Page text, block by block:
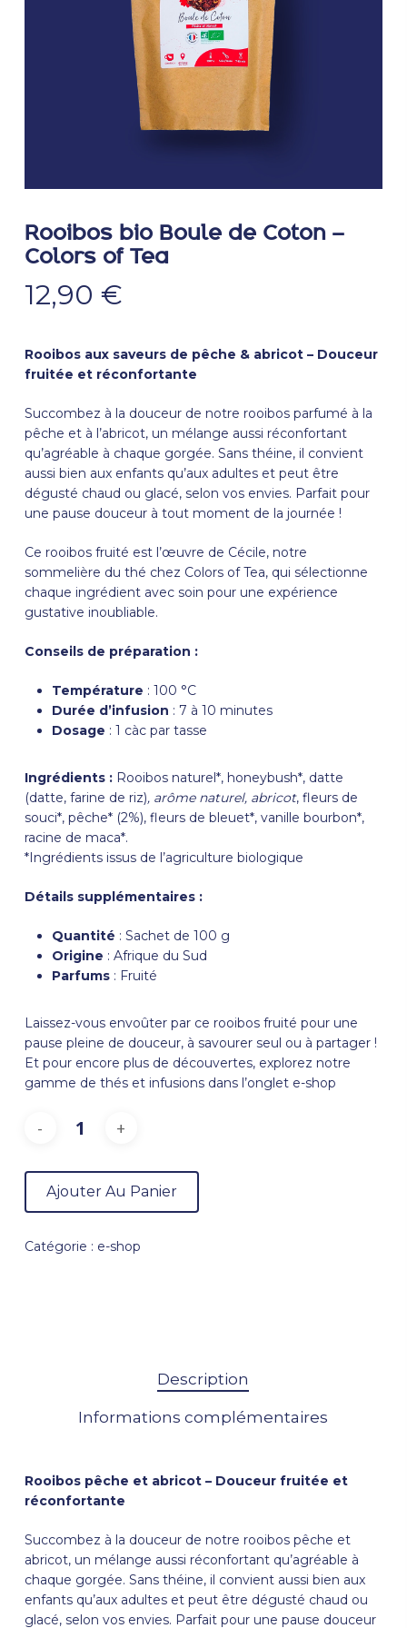
Rooibos bio Boule de Coton –
Colors of Tea
12,90 €
Rooibos aux saveurs de pêche & abricot – Douceur
fruitée et réconfortante
Succombez à la douceur de notre rooibos parfumé à la
pêche et à l’abricot, un mélange aussi réconfortant
qu’agréable à chaque gorgée. Sans théine, il convient
aussi bien aux enfants qu’aux adultes et peut être
dégusté chaud ou glacé, selon vos envies. Parfait pour
une pause douceur à tout moment de la journée !
Ce rooibos fruité est l’œuvre de Cécile, notre
sommelière du thé chez Colors of Tea, qui sélectionne
chaque ingrédient avec soin pour une expérience
gustative inoubliable.
Conseils de préparation :
Température : 100 °C
Durée d’infusion : 7 à 10 minutes
Dosage : 1 càc par tasse
Ingrédients :Rooibos naturel*, honeybush*, datte
(datte, farine de riz), arôme naturel, abricot, fleurs de
souci*, pêche* (2%), fleurs de bleuet*, vanille bourbon*,
racine de maca*.
*Ingrédients issus de l’agriculture biologique
Détails supplémentaires :
Quantité : Sachet de 100 g
Origine : Afrique du Sud
Parfums: Fruité
Laissez-vous envoûter par ce rooibos fruité pour une
pause pleine de douceur, à savourer seul ou à partager !
Et pour encore plus de découvertes, explorez notre
gamme de thés et infusions dans l’onglet e-shop
Ajouter Au Panier
Catégorie : e-shop
Description
Informations complémentaires
Rooibos pêche et abricot – Douceur fruitée et
réconfortante
Succombez à la douceur de notre rooibos pêche et
abricot, un mélange aussi réconfortant qu’agréable à
chaque gorgée. Sans théine, il convient aussi bien aux
enfants qu’aux adultes et peut être dégusté chaud ou
glacé, selon vos envies. Parfait pour une pause douceur